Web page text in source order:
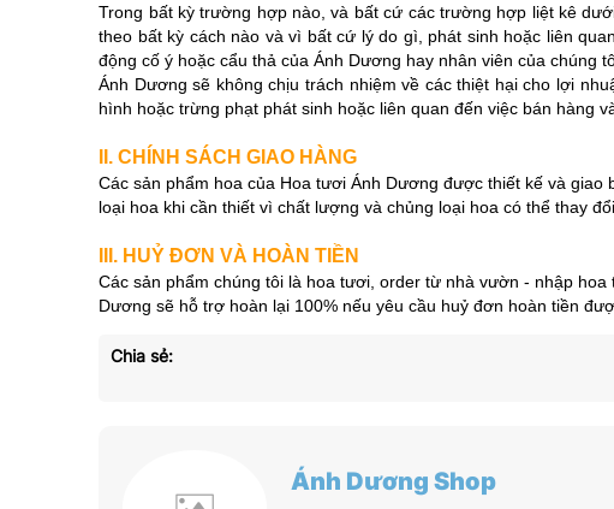
Trong bất kỳ trường hợp nào, và bất cứ các trường hợp liệt kê
theo bất kỳ cách nào và vì bất cứ lý do gì, phát sinh hoặc liên
động cố ý hoặc cẩu thả của Ánh Dương hay nhân viên của chúng
Ánh Dương sẽ không chịu trách nhiệm về các thiệt hại cho lợi
hình hoặc trừng phạt phát sinh hoặc liên quan đến việc bán hàng
II. CHÍNH SÁCH GIAO HÀNG
Các sản phẩm hoa của Hoa tươi Ánh Dương được thiết kế và
loại hoa khi cần thiết vì chất lượng và chủng loại hoa có thể thay
III. HUỶ ĐƠN VÀ HOÀN TIỀN
Các sản phẩm chúng tôi là hoa tươi, order từ nhà vườn - nhập
Dương sẽ hỗ trợ hoàn lại 100% nếu yêu cầu huỷ đơn hoàn tiền
Chia sẻ:
Ánh Dương Shop